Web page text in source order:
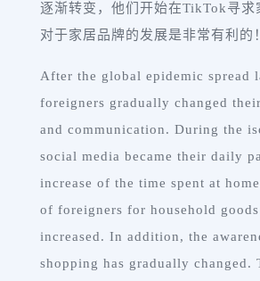
逐渐转变，他们开始在TikTok寻求
对于家居品牌的发展是非常有利的！
After the global epidemic spread
foreigners gradually changed
and communication. During the
social media became their daily
increase of the time spent at
of foreigners for household goods
increased. In addition, the
shopping has gradually changed.